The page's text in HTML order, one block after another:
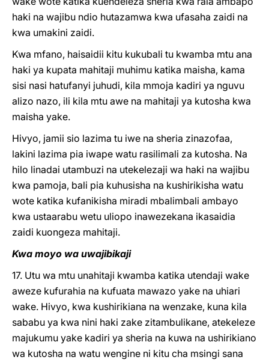
haki na wajibu ndio hutazamwa kwa ufasaha zaidi na
kwa umakini zaidi.
Kwa mfano, haisaidii kitu kukubali tu kwamba mtu ana
haki ya kupata mahitaji muhimu katika maisha, kama
sisi nasi hatufanyi juhudi, kila mmoja kadiri ya nguvu
alizo nazo, ili kila mtu awe na mahitaji ya kutosha kwa
maisha yake.
Hivyo, jamii sio lazima tu iwe na sheria zinazofaa,
lakini lazima pia iwape watu rasilimali za kutosha. Na
hilo linadai utambuzi na utekelezaji wa haki na wajibu
kwa pamoja, bali pia kuhusisha na kushirikisha watu
wote katika kufanikisha miradi mbalimbali ambayo
kwa ustaarabu wetu uliopo inawezekana ikasaidia
zaidi kuongeza mahitaji.
Kwa moyo wa uwajibikaji
17. Utu wa mtu unahitaji kwamba katika utendaji wake
aweze kufurahia na kufuata mawazo yake na uhiari
wake. Hivyo, kwa kushirikiana na wenzake, kuna kila
sababu ya kwa nini haki zake zitambulikane, atekeleze
majukumu yake kadiri ya sheria na kuwa na ushirikiano
wa kutosha na watu wengine ni kitu cha msingi sana